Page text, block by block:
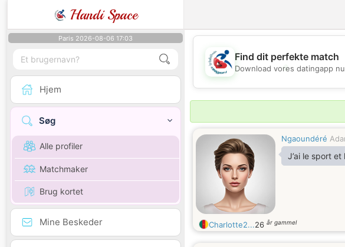
Handi Space
Paris 2026-08-06 17:03
Hjem
Søg
Alle profiler
Matchmaker
Brug kortet
Mine Beskeder
💖
Find dit perfekte match
Download vores datingapp
Ngaoundéré
J’ai le sport et
Charlotte2...26 år gammel